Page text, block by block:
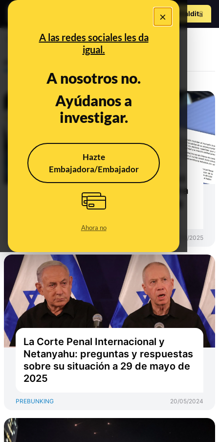
×
A las redes sociales les da
igual.
A nosotros no.
Ayúdanos a
investigar.
Hazte
Embajadora/Embajador
Ahora no
Hazte Maldito
Turespaña (Ministerio de Turismo)
elimina su posición sobre Palestina
del plan estratégico de marketing
03/10/2025
La Corte Penal Internacional y
Netanyahu: preguntas y respuestas
sobre su situación a 29 de mayo de
2025
PREBUNKING 20/05/2024